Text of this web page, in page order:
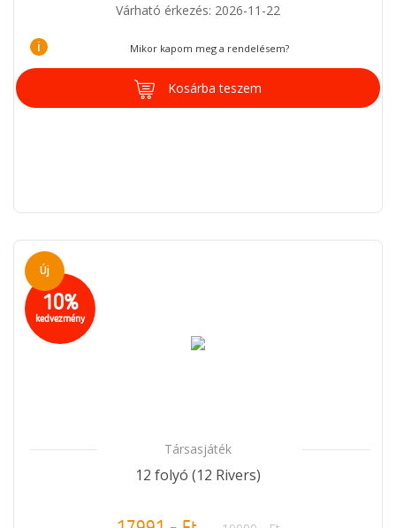
Várható érkezés: 2026-11-22
i Mikor kapom meg a rendelésem?
Kosárba teszem
Új
10%
kedvezmény
Társasjáték
12 folyó (12 Rivers)